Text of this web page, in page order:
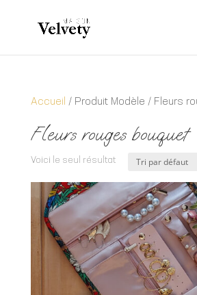
Accueil / Produit Modèle / Fleurs
Fleurs rouges bouquet
Voici le seul résultat